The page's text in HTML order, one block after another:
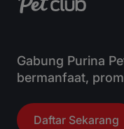
Gabung Purina
bermanfaat,
Daftar Sekarang